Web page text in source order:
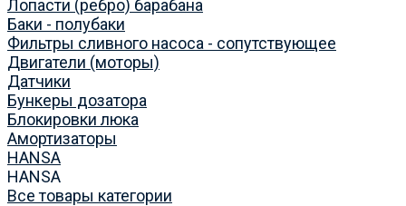
Лопасти (ребро) барабана
Баки - полубаки
Фильтры сливного насоса - сопутствующее
Двигатели (моторы)
Датчики
Бункеры дозатора
Блокировки люка
Амортизаторы
HANSA
HANSA
Все товары категории